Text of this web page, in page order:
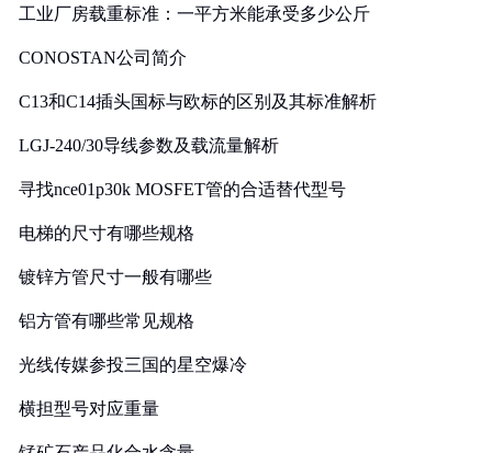
工业厂房载重标准：一平方米能承受多少公斤
CONOSTAN公司简介
C13和C14插头国标与欧标的区别及其标准解析
LGJ-240/30导线参数及载流量解析
寻找nce01p30k MOSFET管的合适替代型号
电梯的尺寸有哪些规格
镀锌方管尺寸一般有哪些
铝方管有哪些常见规格
光线传媒参投三国的星空爆冷
横担型号对应重量